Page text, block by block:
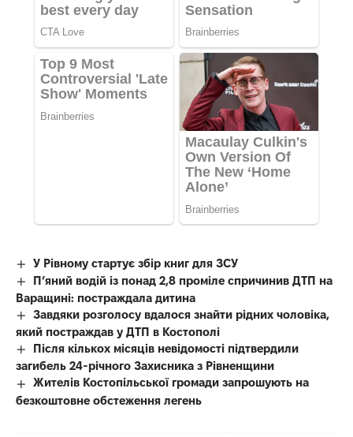
У Рівному стартує збір книг для ЗСУ
П’яний водій із понад 2,8 проміле спричинив ДТП на
Варащині: постраждала дитина
Завдяки розголосу вдалося знайти рідних чоловіка,
який постраждав у ДТП в Костополі
Після кількох місяців невідомості підтвердили
загибель 24-річного Захисника з Рівненщини
Жителів Костопільської громади запрошують на
безкоштовне обстеження легень